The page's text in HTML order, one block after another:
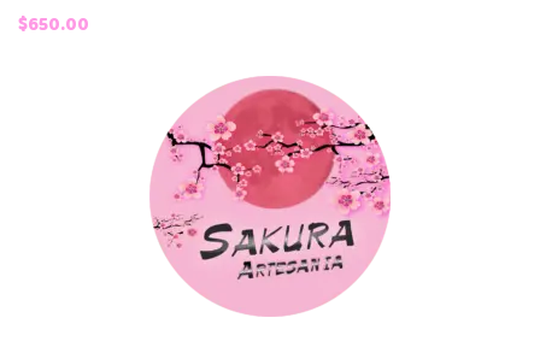
$650.00